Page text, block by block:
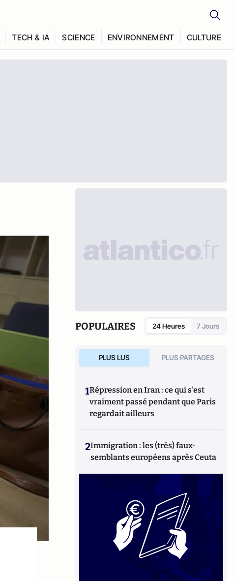
TECH & IA SCIENCE ENVIRONNEMENT CULTURE
POPULAIRES 24 Heures 7 Jours
PLUS LUS PLUS PARTAGES
1Répression en Iran : ce qui s'est
vraiment passé pendant que Paris
regardait ailleurs
2Immigration : les (très) faux-
semblants européens après Ceuta